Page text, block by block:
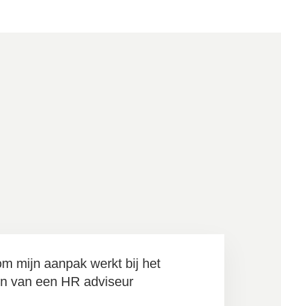
mijn aanpak werkt bij het
van een HR adviseur